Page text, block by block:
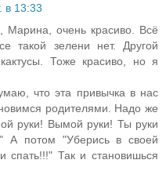
в 13:33
Марина, очень красиво. Всё
такой зелени нет. Другой
Тоже красиво, но я
что эта привычка в нас
родителями. Надо же
руки! Вымой руки! Ты руки
А потом "Уберись в своей
спать!!!" Так и становишься